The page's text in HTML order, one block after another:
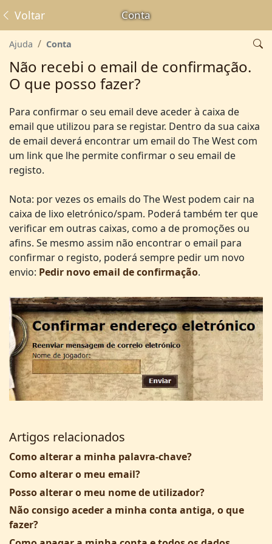
Conta
Voltar
Ajuda Conta
Não recebi o email de confirmação.
O que posso fazer?
Para confirmar o seu email deve aceder à caixa de
email que utilizou para se registar. Dentro da sua caixa
de email deverá encontrar um email do The West com
um link que lhe permite confirmar o seu email de
registo.
Nota: por vezes os emails do The West podem cair na
caixa de lixo eletrónico/spam. Poderá também ter que
verificar em outras caixas, como a de promoções ou
afins. Se mesmo assim não encontrar o email para
confirmar o registo, poderá sempre pedir um novo
envio: ​ Pedir novo email de confirmação​​​.
Artigos relacionados
Como alterar a minha palavra-chave?
Como alterar o meu email?
Posso alterar o meu nome de utilizador?
Não consigo aceder a minha conta antiga, o que
fazer?